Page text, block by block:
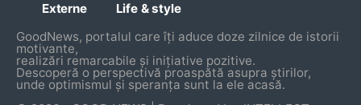
Externe
Life & style
GoodNews, portalul care îți aduce doze zilnice de istorii
motivante,
realizări remarcabile și inițiative pozitive.
Descoperă o perspectivă proaspătă asupra știrilor,
unde optimismul și speranța sunt la ele acasă.